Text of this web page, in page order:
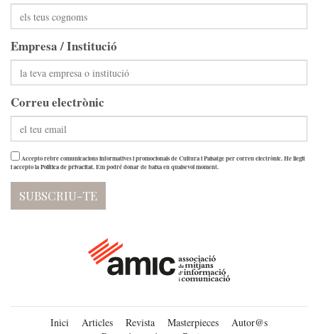
Empresa / Institució
Correu electrònic
Accepto rebre comunicacions informatives i promocionals de Cultura i Paisatge per correu electrònic. He llegit
i accepto laPolítica de privacitat. Em podré donar de baixa en qualsevol moment.
Inici Articles Revista Masterpieces
Autor@s